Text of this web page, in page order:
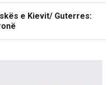
e Kievit/ Guterres: